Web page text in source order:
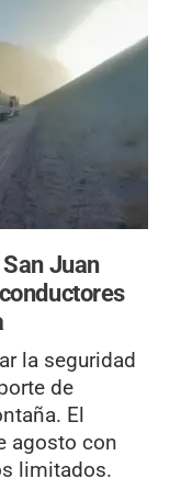
San Juan
la seguridad
de
El
agosto con
limitados.